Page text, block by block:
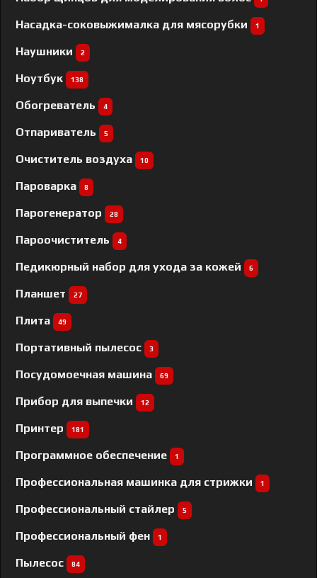
Насадка-соковыжималка для мясорубки 1
Наушники 2
Ноутбук 138
Обогреватель 4
Отпариватель 5
Очиститель воздуха 10
Пароварка 8
Парогенератор 28
Пароочиститель 4
Педикюрный набор для ухода за кожей 6
Планшет 27
Плита 49
Портативный пылесос 3
Посудомоечная машина 69
Прибор для выпечки 12
Принтер 181
Программное обеспечение 1
Профессиональная машинка для стрижки 1
Профессиональный cтайлер 5
Профессиональный фен 1
Пылесос 84